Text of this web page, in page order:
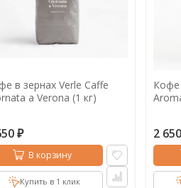
в зернах Verle Caffe
a Verona (1 кг)
₽
В корзину
Купить в 1 клик
Кофе
2 650